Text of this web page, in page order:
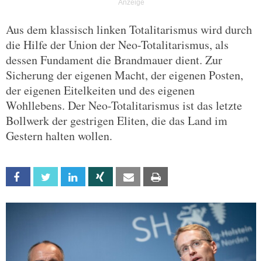
Aus dem klassisch linken Totalitarismus wird durch
die Hilfe der Union der Neo-Totalitarismus, als
dessen Fundament die Brandmauer dient. Zur
Sicherung der eigenen Macht, der eigenen Posten,
der eigenen Eitelkeiten und des eigenen
Wohllebens. Der Neo-Totalitarismus ist das letzte
Bollwerk der gestrigen Eliten, die das Land im
Gestern halten wollen.
Facebook Twitter Linkedin Xing Email